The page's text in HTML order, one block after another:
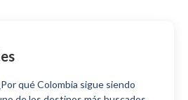
qué Colombia sigue siendo